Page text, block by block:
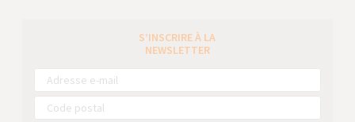
S’INSCRIRE À LA
NEWSLETTER